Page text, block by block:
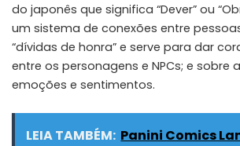
do japonês que significa “Dever” ou
um sistema de conexões entre
“dívidas de honra” e serve para dar
entre os personagens e NPCs; e sobre
emoções e sentimentos.
LEIA TAMBÉM: Panini Comics